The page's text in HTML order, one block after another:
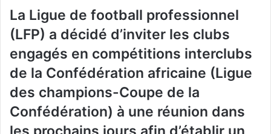
La Ligue de football professionnel
(LFP) a décidé d’inviter les clubs
engagés en compétitions interclubs
de la Confédération africaine (Ligue
des champions-Coupe de la
Confédération) à une réunion dans